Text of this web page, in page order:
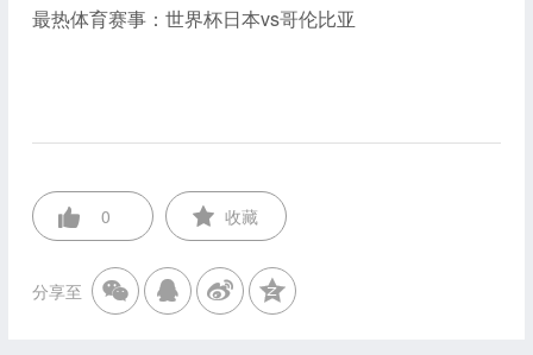
最热体育赛事：世界杯日本vs哥伦比亚
0 收藏
分享至